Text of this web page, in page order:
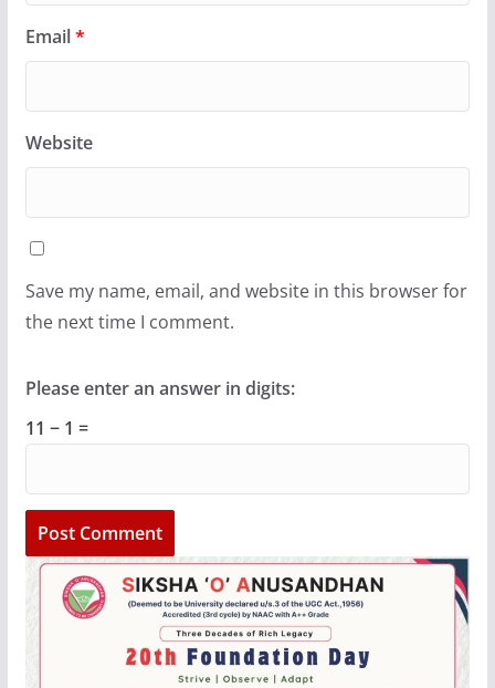
Email*
Website
Save my name, email, and website in this browser for
the next time I comment.
Please enter an answer in digits:
11 − 1 =